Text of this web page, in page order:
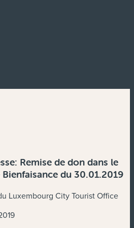
Remise de don dans le
du 30.01.2019
Luxembourg City Tourist Office